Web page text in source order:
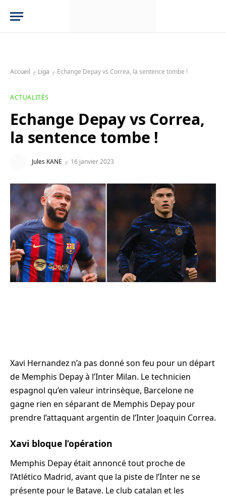
Accueil ┌ Liga ┌ Echange Depay vs Correa, la sentence tombe !
ACTUALITÉS
Echange Depay vs Correa,
la sentence tombe !
Jules KANE 16 janvier 2023
Xavi Hernandez n’a pas donné son feu pour un départ
de Memphis Depay à l’Inter Milan. Le technicien
espagnol qu’en valeur intrinsèque, Barcelone ne
gagne rien en séparant de Memphis Depay pour
prendre l’attaquant argentin de l’Inter Joaquin Correa.
Xavi bloque l’opération
Memphis Depay était annoncé tout proche de
l’Atlético Madrid, avant que la piste de l’Inter ne se
présente pour le Batave. Le club catalan et les